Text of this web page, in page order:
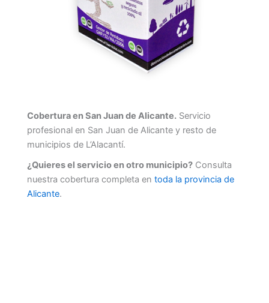
Cobertura en San Juan de Alicante. Servicio
profesional en San Juan de Alicante y resto de
municipios de L’Alacantí.
¿Quieres el servicio en otro municipio? Consulta
nuestra cobertura completa en toda la provincia de
Alicante.